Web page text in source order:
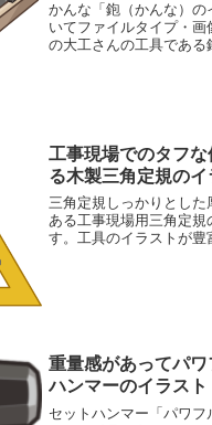
かんな「鉋（かんな）の
いてファイルタイプ・画
の大工さんの工具である
工事現場でのタフな
る木製三角定規のイ
三角定規しっかりとした
ある工事現場用三角定規
す。工具のイラストが豊
重量感があってパワ
ハンマーのイラスト
セットハンマー「パワフ